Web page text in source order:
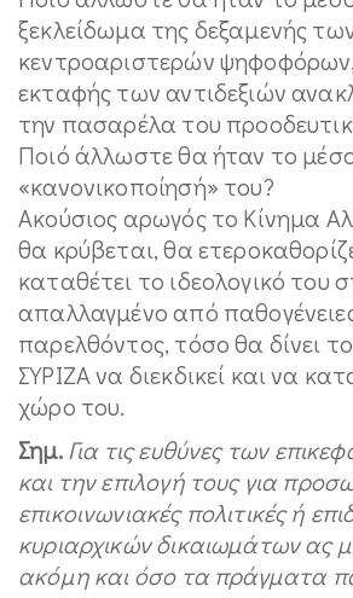
ξεκλείδωμα της δεξαμενής
κεντροαριστερών
εκταφής των αντιδεξιών
την πασαρέλα του
Ποιό άλλωστε θα ήταν το
«κανονικοποίησή» του?
Ακούσιος αρωγός το Κίνημα
θα κρύβεται, θα
καταθέτει το ιδεολογικό του
απαλλαγμένο από
παρελθόντος, τόσο θα δίνει
ΣΥΡΙΖΑ να διεκδικεί και να
χώρο του.
Σημ. Για τις ευθύνες των
και την επιλογή τους για
επικοινωνιακές πολιτικές ή
κυριαρχικών δικαιωμάτων ας
ακόμη και όσο τα πράγματα